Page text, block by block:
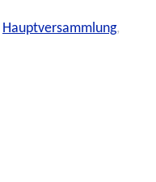
Hauptversammlung,